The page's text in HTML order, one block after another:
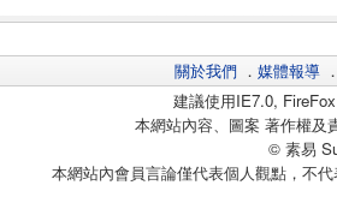
關於我們 ． 媒體報導
建議使用IE7.0,
本網站內容、圖案 著作權及
© 素易
本網站內會員言論僅代表個人觀點，不